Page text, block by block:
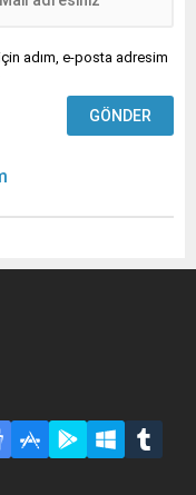
adım, e-posta adresim